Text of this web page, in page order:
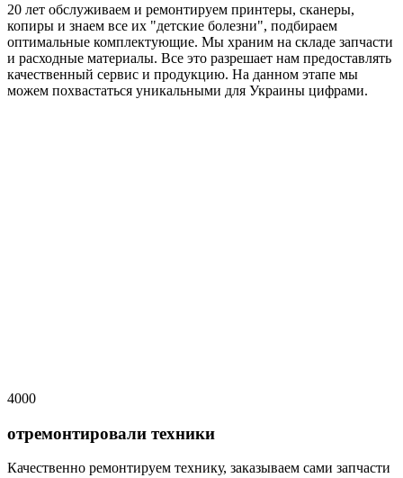
20 лет обслуживаем и ремонтируем принтеры, сканеры,
копиры и знаем все их "детские болезни", подбираем
оптимальные комплектующие. Мы храним на складе запчасти
и расходные материалы. Все это разрешает нам предоставлять
качественный сервис и продукцию. На данном этапе мы
можем похвастаться уникальными для Украины цифрами.
4000
отремонтировали техники
Качественно ремонтируем технику, заказываем сами запчасти